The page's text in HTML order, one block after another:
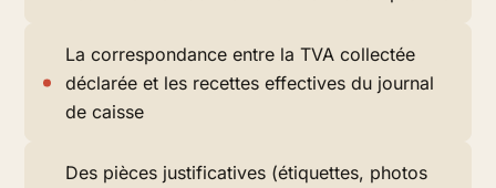
La correspondance entre la TVA collectée
déclarée et les recettes effectives du journal
de caisse
Des pièces justificatives (étiquettes, photos